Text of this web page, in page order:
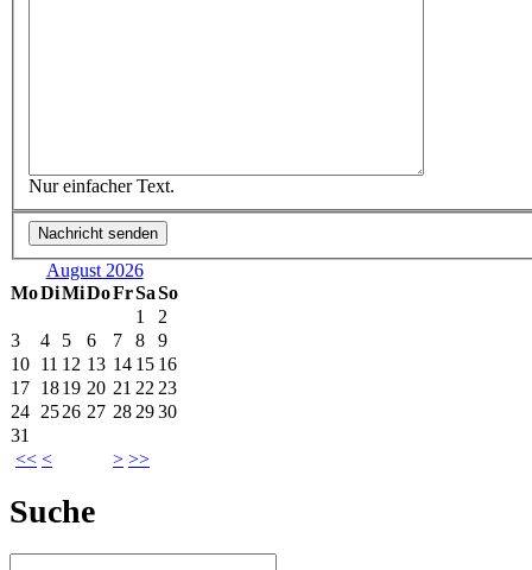
Nur einfacher Text.
August 2026
MoDiMiDoFrSaSo
<< < > >>
1
2
3
4 5 6 7 8
9
10 11 12 13 14 15 16
17 1819 20 21 22 23
24 2526 27 28 2930
31
Suche